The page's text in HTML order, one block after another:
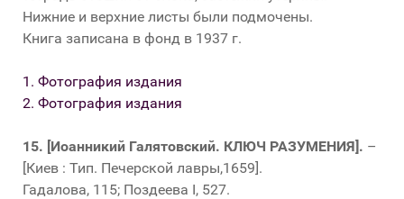
Нижние и верхние листы были подмочены.
Книга записана в фонд в 1937 г.
1. Фотография издания
2. Фотография издания
15. [Иоанникий Галятовский. КЛЮЧ РАЗУМЕНИЯ]. –
[Киев : Тип. Печерской лавры,1659].
Гадалова, 115; Поздеева I, 527.